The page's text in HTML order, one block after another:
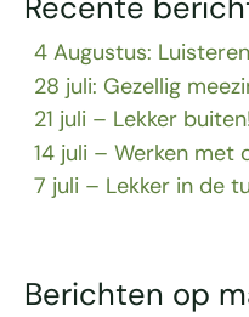
Recente
4 Augustus:
28 juli: Gezellig
21 juli – Lekker
14 juli – Werken met
7 juli – Lekker in de
Berichten op